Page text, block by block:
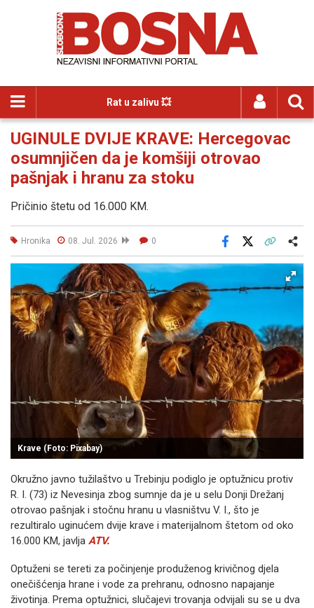
Rat u zalivu 💥
UGINULE DVIJE KRAVE: Hercegovac
osumnjičen da je komšiji otrovao
pašnjak i hranu za stoku
Pričinio štetu od 16.000 KM.
Hronika 08. Jul. 2026 0
Facebook
Krave (Foto: Pixabay)
Okružno javno tužilaštvo u Trebinju podiglo je optužnicu protiv
R. I. (73) iz Nevesinja zbog sumnje da je u selu Donji Drežanj
otrovao pašnjak i stočnu hranu u vlasništvu V. I., što je
rezultiralo uginućem dvije krave i materijalnom štetom od oko
16.000 KM, javlja ATV.
Optuženi se tereti za počinjenje produženog krivičnog djela
onečišćenja hrane i vode za prehranu, odnosno napajanje
životinja. Prema optužnici, slučajevi trovanja odvijali su se u dva